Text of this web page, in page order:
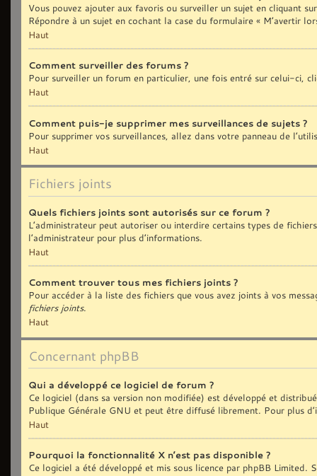
Vous pouvez ajouter aux favoris ou surveiller un sujet en cliquant
Répondre à un sujet en cochant la case du formulaire « M’avertir
Haut
Comment surveiller des forums ?
Pour surveiller un forum en particulier, une fois entré sur celui-ci,
Haut
Comment puis-je supprimer mes surveillances de sujets ?
Pour supprimer vos surveillances, allez dans votre panneau de
Haut
Fichiers joints
Quels fichiers joints sont autorisés sur ce forum ?
L’administrateur peut autoriser ou interdire certains types de
l’administrateur pour plus d’informations.
Haut
Comment trouver tous mes fichiers joints ?
Pour accéder à la liste des fichiers que vous avez joints à vos
fichiers joints.
Haut
Concernant phpBB
Qui a développé ce logiciel de forum ?
Ce logiciel (dans sa version non modifiée) est développé et
Publique Générale GNU et peut être diffusé librement. Pour plus
Haut
Pourquoi la fonctionnalité X n’est pas disponible ?
Ce logiciel a été développé et mis sous licence par phpBB Limited.